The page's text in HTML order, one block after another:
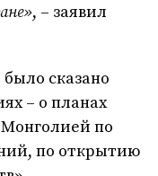
, – заявил
сказано
– о планах
Монголией по
по открытию